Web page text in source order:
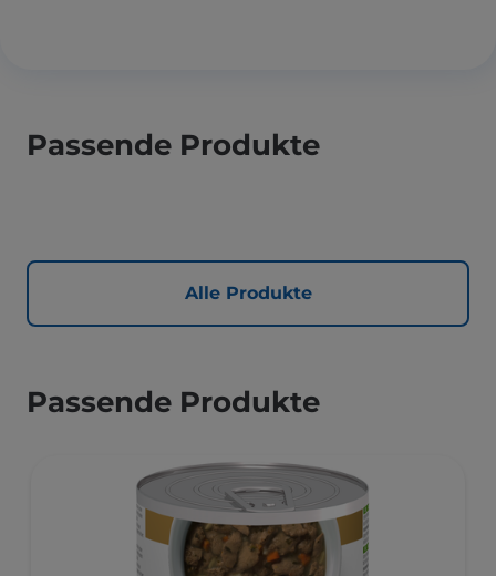
Passende Produkte
Alle Produkte
Passende Produkte